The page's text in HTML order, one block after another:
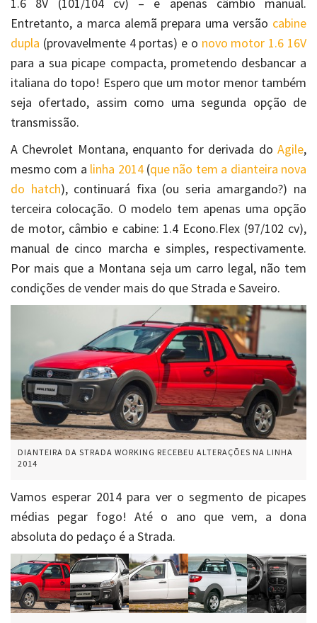
Entretanto, a marca alemã prepara uma versão cabine
dupla (provavelmente 4 portas) e o novo motor 1.6 16V
para a sua picape compacta, prometendo desbancar a
italiana do topo! Espero que um motor menor também
seja ofertado, assim como uma segunda opção de
transmissão.
A Chevrolet Montana, enquanto for derivada do Agile,
mesmo com a linha 2014(que não tem a dianteira nova
do hatch), continuará fixa (ou seria amargando?) na
terceira colocação. O modelo tem apenas uma opção
de motor, câmbio e cabine: 1.4 Econo.Flex (97/102 cv),
manual de cinco marcha e simples, respectivamente.
Por mais que a Montana seja um carro legal, não tem
condições de vender mais do que Strada e Saveiro.
DIANTEIRA DA STRADA WORKING RECEBEU ALTERAÇÕES NA LINHA
2014
Vamos esperar 2014 para ver o segmento de picapes
médias pegar fogo! Até o ano que vem, a dona
absoluta do pedaço é a Strada.